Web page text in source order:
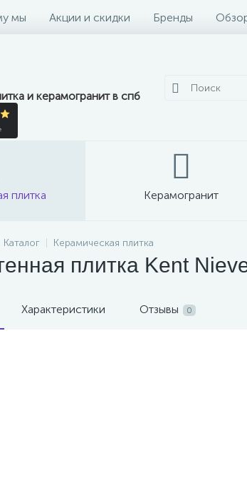
мы Акции и скидки Бренды
и керамогранит в спб
плитка Керамогранит
Каталог Керамическая плитка
плитка Kent
Характеристики Отзывы 0